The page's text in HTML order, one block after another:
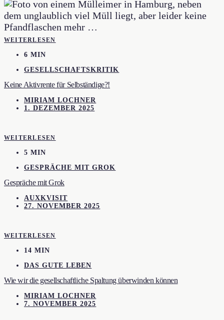
WEITERLESEN
6 MIN
GESELLSCHAFTSKRITIK
Keine Aktivrente für Selbständige?!
MIRIAM LOCHNER
1. DEZEMBER 2025
WEITERLESEN
5 MIN
GESPRÄCHE MIT GROK
Gespräche mit Grok
AUXKVISIT
27. NOVEMBER 2025
WEITERLESEN
14 MIN
DAS GUTE LEBEN
Wie wir die gesellschaftliche Spaltung überwinden können
MIRIAM LOCHNER
7. NOVEMBER 2025